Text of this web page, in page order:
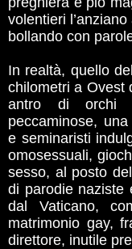
volentieri
bollando con
In realtà, quello
chilometri a Ovest
antro di orchi
peccaminose,
e seminaristi
omosessuali,
sesso, al posto
di parodie naziste
dal Vaticano,
matrimonio gay,
direttore, inutile